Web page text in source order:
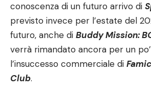
conoscenza di un futuro arrivo di
previsto invece per l’estate del
futuro, anche di Buddy Mission:
verrà rimandato ancora per un
l’insuccesso commerciale di
Club.